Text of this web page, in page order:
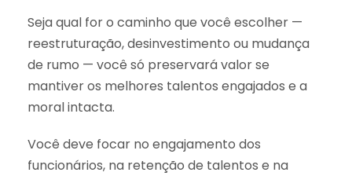
Seja qual for o caminho que você escolher —
reestruturação, desinvestimento ou mudança
de rumo — você só preservará valor se
mantiver os melhores talentos engajados e a
moral intacta.
Você deve focar no engajamento dos
funcionários, na retenção de talentos e na